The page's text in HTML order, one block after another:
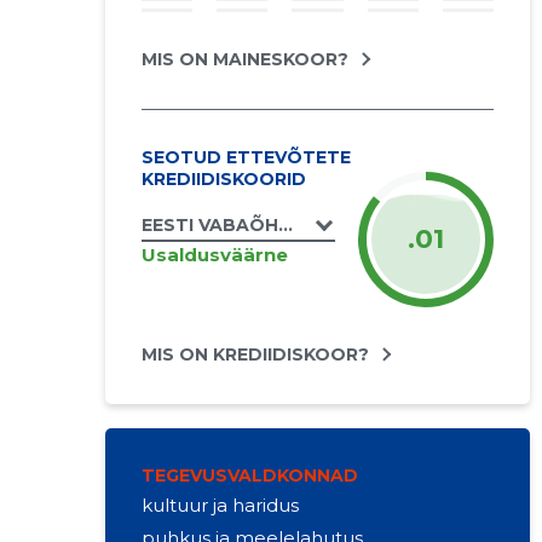
MIS ON MAINESKOOR?
SEOTUD ETTEVÕTETE
KREDIIDISKOORID
EESTI VABAÕHUMUUSEUMI SEGAKOOR MTÜ
Usaldusväärne .01
MIS ON KREDIIDISKOOR?
TEGEVUSVALDKONNAD
kultuur ja haridus